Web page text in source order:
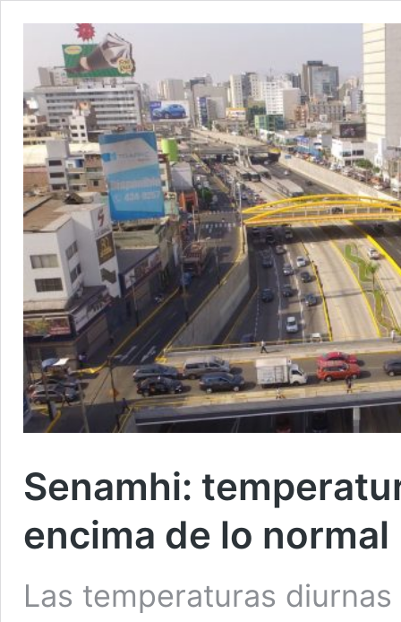
Senamhi:
encima de lo normal
Las temperaturas